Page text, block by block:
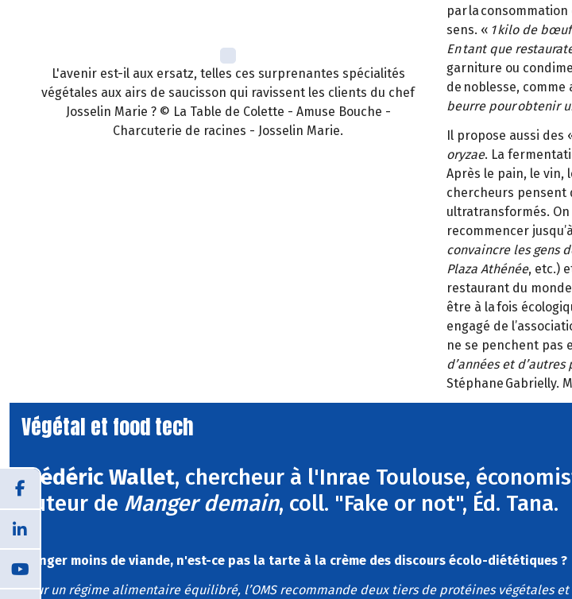
L'avenir est-il aux ersatz, telles ces surprenantes spécialités
végétales aux airs de saucisson qui ravissent les clients du chef
Josselin Marie ? © La Table de Colette - Amuse Bouche -
Charcuterie de racines - Josselin Marie.
par la
sens. « 1 kilo de
En tant que
garniture ou
de noblesse, comme
beurre pour obtenir
Il propose aussi des
oryzae. La
Après le pain, le vin,
chercheurs pensent
ultratransformés. On
recommencer
convaincre les gens
Plaza Athénée, etc.)
restaurant du
être à la fois
engagé de
ne se penchent pas
d’années et
Stéphane Gabrielly.
Végétal et food tech
Frédéric Wallet, chercheur à l'Inrae Toulouse,
auteur de Manger demain, coll. "Fake or not", Éd. Tana.
Manger moins de viande, n'est-ce pas la tarte à la crème des discours écolo-diététiques ?
Pour un régime alimentaire équilibré, l’OMS recommande deux tiers de protéines végétales et